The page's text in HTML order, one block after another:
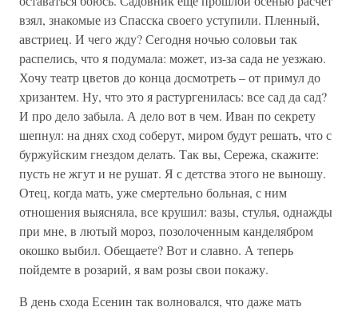
взял, знакомые из Спасска своего уступили. Пленный,
австриец. И чего жду? Сегодня ночью соловьи так
распелись, что я подумала: может, из-за сада не уезжаю.
Хочу театр цветов до конца досмотреть – от примул до
хризантем. Ну, что это я растургенилась: все сад да сад?
И про дело забыла. А дело вот в чем. Иван по секрету
шепнул: на днях сход соберут, миром будут решать, что с
буржуйским гнездом делать. Так вы, Сережа, скажите:
пусть не жгут и не рушат. Я с детства этого не выношу.
Отец, когда мать, уже смертельно больная, с ним
отношения выясняла, все крушил: вазы, стулья, однажды
при мне, в лютый мороз, позолоченным канделябром
окошко выбил. Обещаете? Вот и славно. А теперь
пойдемте в розарий, я вам розы свои покажу.
В день схода Есенин так волновался, что даже мать